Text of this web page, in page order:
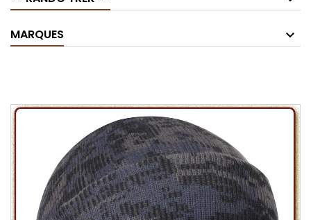
MARQUES